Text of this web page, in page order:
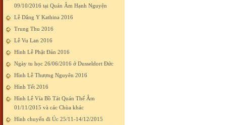
09/10/2016 tại Quán Âm Hạnh Nguyện
Lễ Dâng Y Kathina 2016
Trung Thu 2016
Lễ Vu Lan 2016
Hình Lễ Phật Đản 2016
Ngày tu học 26/06/2016 ở Dusseldort Đức
Hình Lễ Thượng Nguyên 2016
Hình Tết 2016
Hình Lễ Vía Bồ Tát Quán Thế Âm
01/11/2015 và các Chùa khác
Hình chuyến đi Úc 25/11-14/12/2015